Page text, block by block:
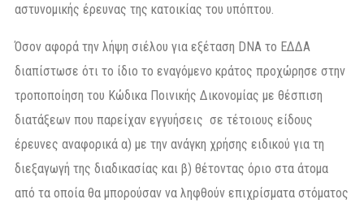
αστυνομικής έρευνας της κατοικίας του υπόπτου.
Όσον αφορά την λήψη σιέλου για εξέταση DNA το ΕΔΔΑ
διαπίστωσε ότι το ίδιο το εναγόμενο κράτος προχώρησε στην
τροποποίηση του Κώδικα Ποινικής Δικονομίας με θέσπιση
διατάξεων που παρείχαν εγγυήσεις σε τέτοιους είδους
έρευνες αναφορικά α) με την ανάγκη χρήσης ειδικού για τη
διεξαγωγή της διαδικασίας και β) θέτοντας όριο στα άτομα
από τα οποία θα μπορούσαν να ληφθούν επιχρίσματα στόματος